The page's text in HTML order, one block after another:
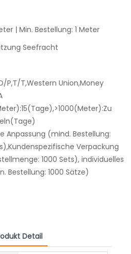
| Min. Bestellung: 1 Meter
Seefracht
P,T/T,Western Union,Money
Anpassung (mind. Bestellung:
Verpackung
1000 Sets), individuelles
Bestellung: 1000 Sätze)
Detail